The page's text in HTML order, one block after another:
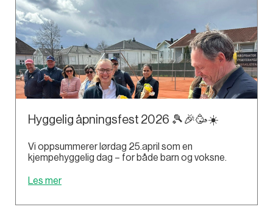
Hyggelig åpningsfest 2026 🎾🎉🥳☀️
Vi oppsummerer lørdag 25.april som en
kjempehyggelig dag – for både barn og voksne.
Les mer